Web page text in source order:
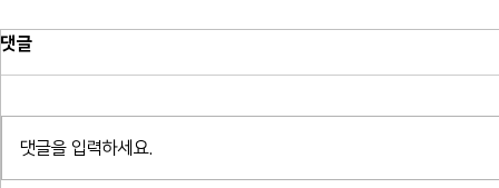
댓글
댓글을 입력하세요.